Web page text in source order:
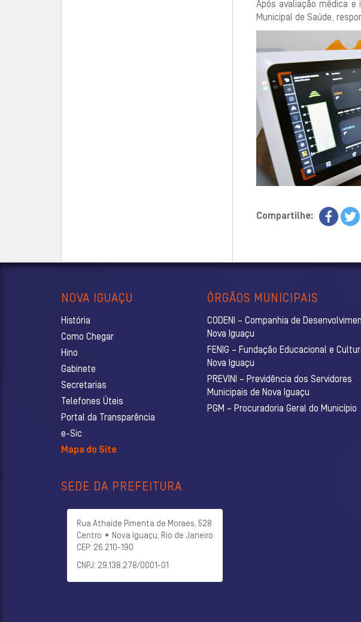
Após avaliação médica
Municipal de Saúde,
Compartilhe:
NOVA IGUAÇU
História
Como Chegar
Hino
Gabinete
Secretarias
Telefones Úteis
Portal da Transparência
e-Sic
Mapa do Site
ÓRGÃOS MUNICIPAIS
CODENI – Companhia de
Nova Iguaçu
FENIG – Fundação Educacional e
Nova Iguaçu
PREVINI – Previdência dos Servidores
Municipais de Nova Iguaçu
PGM – Procuradoria Geral do Município
SEDE DA PREFEITURA
Rua Athaide Pimenta de Moraes, 528
Centro • Nova Iguaçu, Rio de Janeiro
CEP: 26.210-190
CNPJ: 29.138.278/0001-01